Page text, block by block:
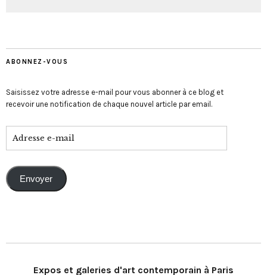
ABONNEZ-VOUS
Saisissez votre adresse e-mail pour vous abonner à ce blog et
recevoir une notification de chaque nouvel article par email.
Envoyer
Expos et galeries d'art contemporain à Paris